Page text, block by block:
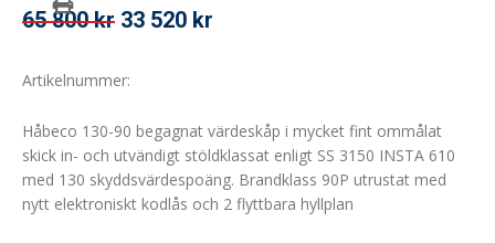
65 800kr D
t
r
s
p
33 520 kr
u
v
a
Artikelnummer:
Håbeco 130-90 begagnat värdeskåp i mycket fint ommålat
skick in- och utvändigt stöldklassat enligt SS 3150 INSTA 610
med 130 skyddsvärdespoäng. Brandklass 90P utrustat med
nytt elektroniskt kodlås och 2 flyttbara hyllplan